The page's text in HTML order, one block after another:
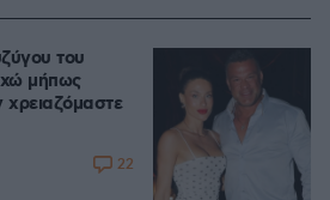
του
μήπως
χρειαζόμαστε
22